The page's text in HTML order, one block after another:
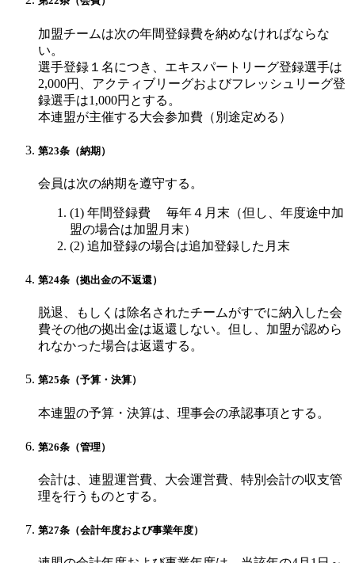
加盟チームは次の年間登録費を納めなければならな
い。
選手登録１名につき、エキスパートリーグ登録選手は
2,000円、アクティブリーグおよびフレッシュリーグ登
録選手は1,000円とする。
本連盟が主催する大会参加費（別途定める）
第23条（納期）
会員は次の納期を遵守する。
(1) 年間登録費 毎年４月末（但し、年度途中加
盟の場合は加盟月末）
(2) 追加登録の場合は追加登録した月末
第24条（拠出金の不返還）
脱退、もしくは除名されたチームがすでに納入した会
費その他の拠出金は返還しない。但し、加盟が認めら
れなかった場合は返還する。
第25条（予算・決算）
本連盟の予算・決算は、理事会の承認事項とする。
第26条（管理）
会計は、連盟運営費、大会運営費、特別会計の収支管
理を行うものとする。
第27条（会計年度および事業年度）